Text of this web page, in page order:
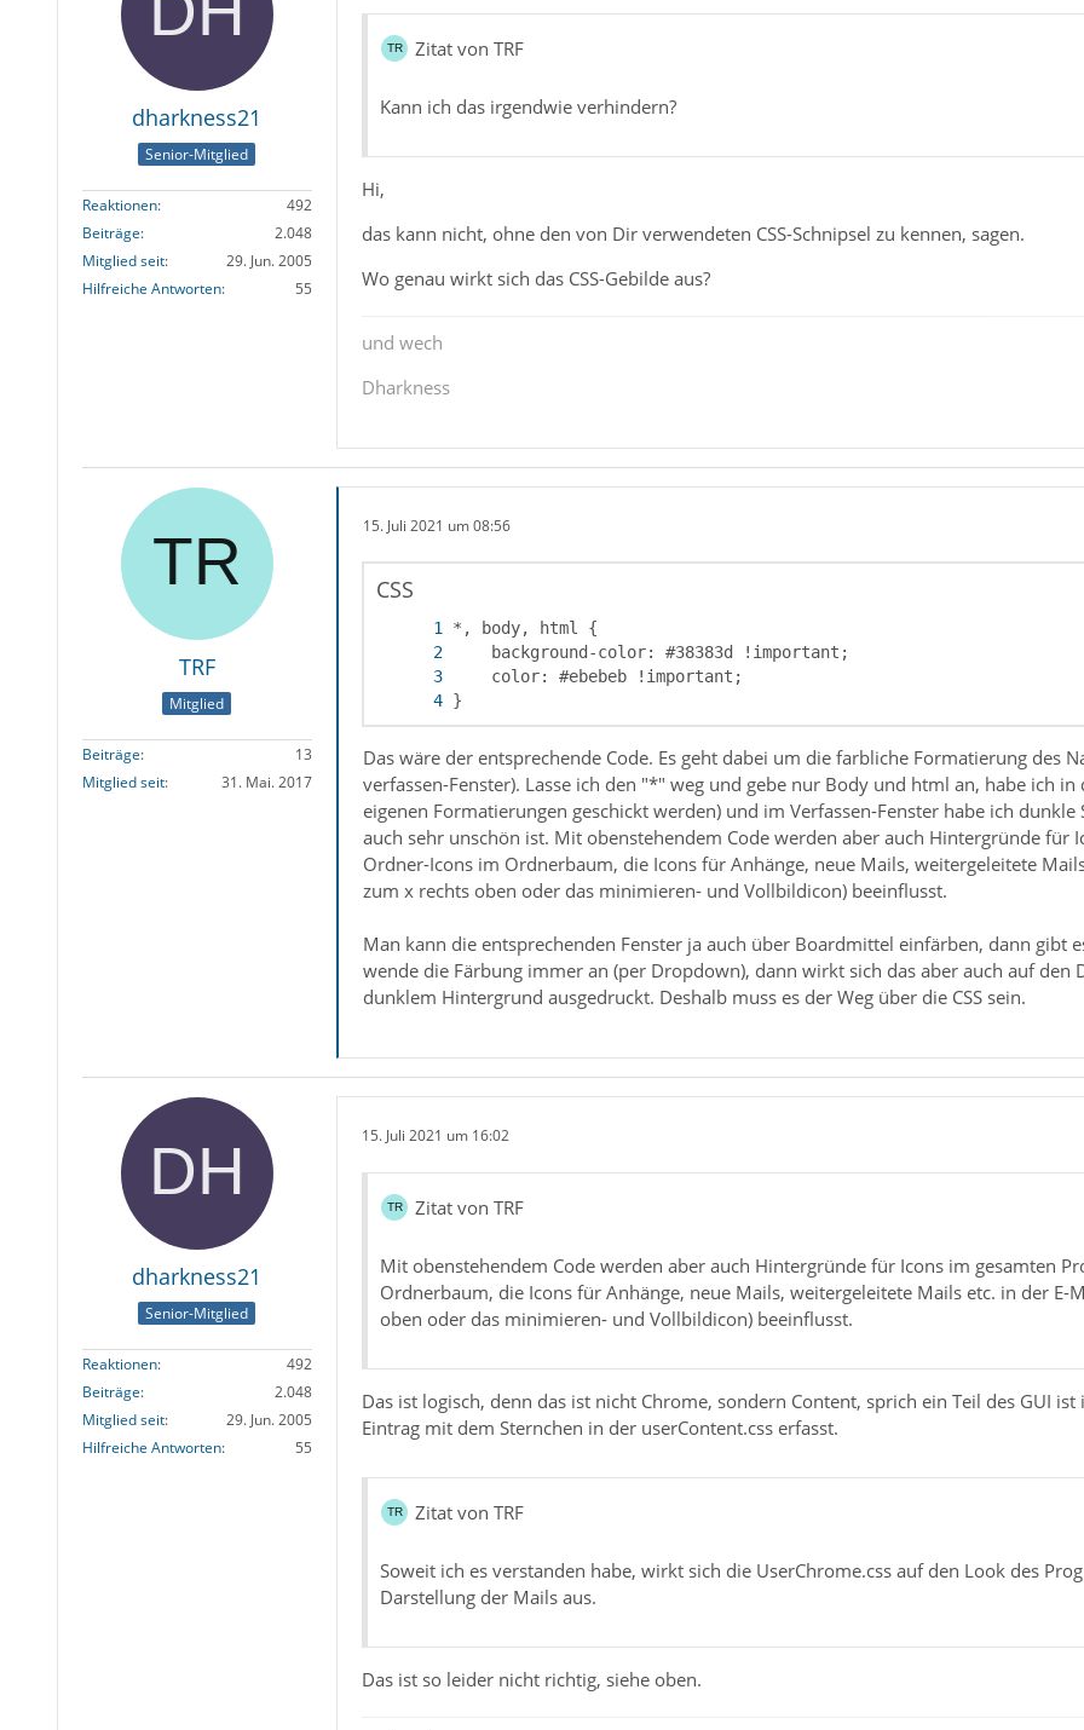
dharkness21
Senior-Mitglied
Reaktionen
492
Beiträge
2.048
Mitglied seit
29. Jun. 2005
Hilfreiche Antworten
55
Zitat von TRF
Kann ich das irgendwie verhindern?
Hi,
das kann nicht, ohne den von Dir verwendeten CSS-Schnipsel zu kennen, sagen.
Wo genau wirkt sich das CSS-Gebilde aus?
und wech
Dharkness
TRF
Mitglied
Beiträge
13
Mitglied seit
31. Mai. 2017
15. Juli 2021 um 08:56
CSS
}
Das wäre der entsprechende Code. Es geht dabei um die farbliche Formatierung des
verfassen-Fenster). Lasse ich den "*" weg und gebe nur Body und html an, habe ich
eigenen Formatierungen geschickt werden) und im Verfassen-Fenster habe ich
auch sehr unschön ist. Mit obenstehendem Code werden aber auch Hintergründe für
Ordner-Icons im Ordnerbaum, die Icons für Anhänge, neue Mails, weitergeleitete
zum x rechts oben oder das minimieren- und Vollbildicon) beeinflusst.
Man kann die entsprechenden Fenster ja auch über Boardmittel einfärben, dann gibt
wende die Färbung immer an (per Dropdown), dann wirkt sich das aber auch auf
dunklem Hintergrund ausgedruckt. Deshalb muss es der Weg über die CSS sein.
dharkness21
Senior-Mitglied
Reaktionen
492
Beiträge
2.048
Mitglied seit
29. Jun. 2005
Hilfreiche Antworten
55
15. Juli 2021 um 16:02
Zitat von TRF
Mit obenstehendem Code werden aber auch Hintergründe für Icons im gesamten
Ordnerbaum, die Icons für Anhänge, neue Mails, weitergeleitete Mails etc. in der
oben oder das minimieren- und Vollbildicon) beeinflusst.
Das ist logisch, denn das ist nicht Chrome, sondern Content, sprich ein Teil des GUI
Eintrag mit dem Sternchen in der userContent.css erfasst.
Zitat von TRF
Soweit ich es verstanden habe, wirkt sich die UserChrome.css auf den Look des
Darstellung der Mails aus.
Das ist so leider nicht richtig, siehe oben.